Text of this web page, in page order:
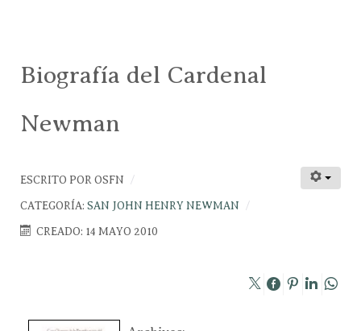
Biografía del Cardenal
Newman
ESCRITO POR OSFN
CATEGORÍA: SAN JOHN HENRY NEWMAN
CREADO: 14 MAYO 2010